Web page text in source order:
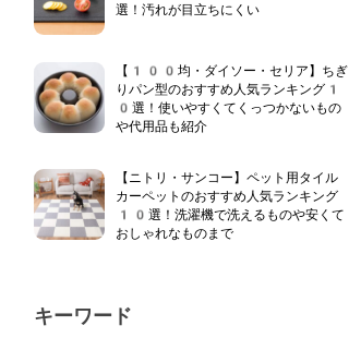
選！汚れが目立ちにくい
【100均・ダイソー・セリア】ちぎ
りパン型のおすすめ人気ランキング1
0選！使いやすくてくっつかないもの
や代用品も紹介
【ニトリ・サンコー】ペット用タイル
カーペットのおすすめ人気ランキング
10選！洗濯機で洗えるものや安くて
おしゃれなものまで
キーワード